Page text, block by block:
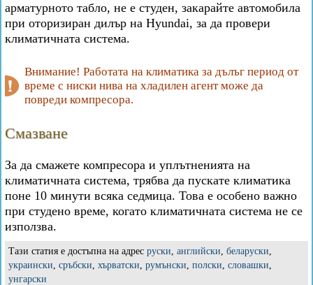
арматурното табло, не е студен, закарайте автомобила
при оторизиран дилър на Hyundai, за да провери
климатичната система.
Внимание! Работата на климатика за дълъг период от
време с ниски нива на хладилен агент може да
повреди компресора.
Смазване
За да смажете компресора и уплътненията на
климатичната система, трябва да пускате климатика
поне 10 минути всяка седмица. Това е особено важно
при студено време, когато климатичната система не се
използва.
Тази статия е достъпна на адрес руски, английски, беларуски,
украински, сръбски, хърватски, румънски, полски, словашки,
унгарски